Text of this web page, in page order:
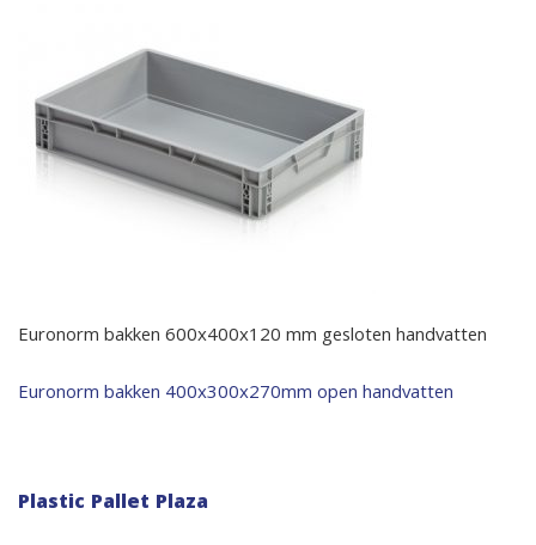
Euronorm bakken 600x400x120 mm gesloten handvatten
Bericht
Euronorm bakken 400x300x270mm open handvatten
Plastic Pallet Plaza